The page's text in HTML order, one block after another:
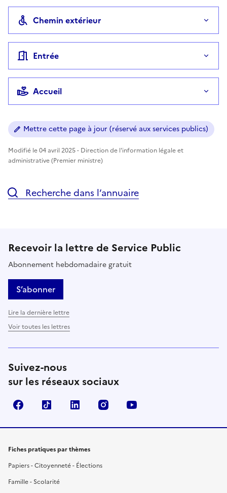
Chemin extérieur
Entrée
Accueil
Mettre cette page à jour (réservé aux services publics)
Modifié le 04 avril 2025 - Direction de l'information légale et
administrative (Premier ministre)
Recherche dans l’annuaire
Recevoir la lettre de Service Public
Abonnement hebdomadaire gratuit
S’abonner
Lire la dernière lettre
Voir toutes les lettres
Suivez-nous
sur les réseaux sociaux
FacebookTikTok LinkedIn Instagram
Fiches pratiques par thèmes
Papiers - Citoyenneté - Élections
Famille - Scolarité